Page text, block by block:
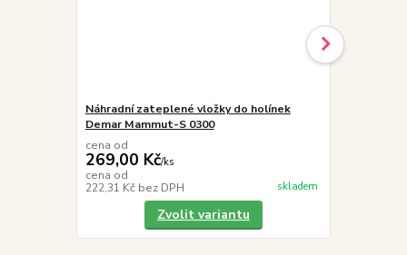
Náhradní zateplené vložky do holínek
Demar Mammut-S 0300
cena od
269,00 Kč/ks
cena od
222,31 Kč bez DPH skladem
Zvolit variantu